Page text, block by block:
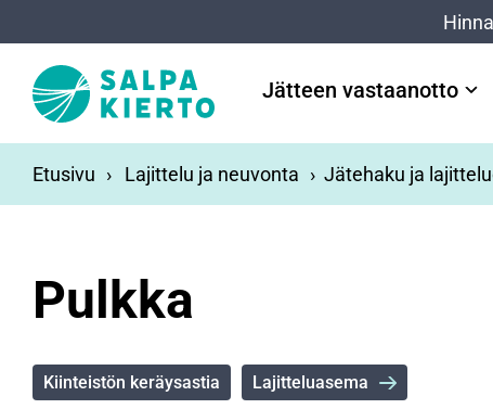
Jätteen vastaanotto
Etusivu Lajittelu ja neuvonta Jätehaku ja
Pulkka
Kiinteistön keräysastia Lajitteluasema